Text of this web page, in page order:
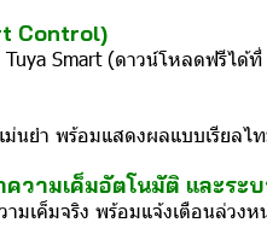
Control)
Smart (ดาวน์โหลดฟรีไ
ม่นยำ พร้อมแสดงผลแบบเรียลไ
วามเค็มอัตโนมัติ และระบ
เค็มจริง พร้อมแจ้งเตือนล่วงห